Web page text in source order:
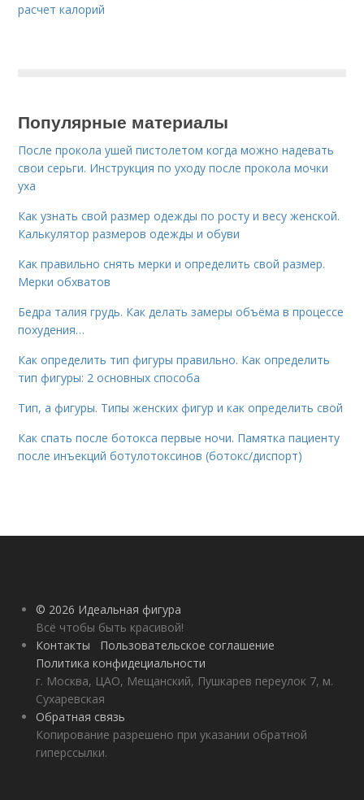
расчет калорий
Популярные материалы
После прокола ушей пистолетом когда можно надевать
свои серьги. Инструкция по уходу после прокола мочки
уха
Как узнать свой размер одежды по росту и весу женской.
Калькулятор размеров одежды и обуви
Как правильно снять мерки и определить свой размер.
Мерки обхватов
Бедра талия грудь. Как делать замеры объёма в процессе
похудения…
Как определить тип фигуры правильно. Как определить
тип фигуры: 2 основных способа
Тип, а фигуры. Типы женских фигур и как определить свой
Как спать после ботокса первые ночи. Памятка пациенту
после инъекций ботулотоксинов (ботокс/диспорт)
© 2026 Идеальная фигура
Всё чтобы быть красивой!
Контакты
Пользовательское соглашение
Политика конфидециальности
г. Москва, ЦАО, Мещанский, Пушкарев переулок 7, м.
Сухаревская
Обратная связь
Копирование разрешено при указании обратной
гиперссылки.